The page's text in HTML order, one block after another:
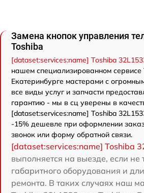
Замена кнопок управления
Toshiba
[dataset:services:name] Toshiba
нашем специализированном сервисе
Екатеринбурге мастерами с
все виды услуг и запчасти
гарантию - мы в сц уверены в
[dataset:services:name] Toshiba
-15% дешевле при оформлении
звонок или форму обратной связи.
[dataset:services:name] Toshiba
выполняется на выезде, если не
габаритного оборудования и
ремонта. В таких случаях наш